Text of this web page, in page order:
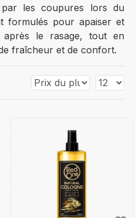
par les coupures lors du
formulés pour apaiser et
le rasage, tout en
fraîcheur et de confort.